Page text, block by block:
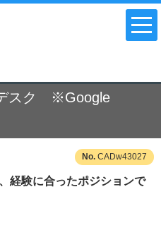
スク ※Google
CADw43027
経験に合ったポジションで